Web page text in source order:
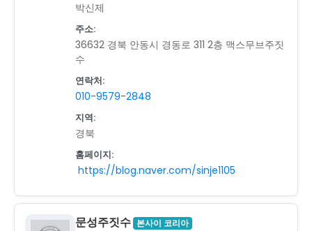
박신제
주소:
36632 경북 안동시 경동로 311 2층 맥스무브주짓
수
연락처:
010-9579-2848
지역:
경북
홈페이지:
https://blog.naver.com/sinje1105
문성주짓수 본사이 코리아